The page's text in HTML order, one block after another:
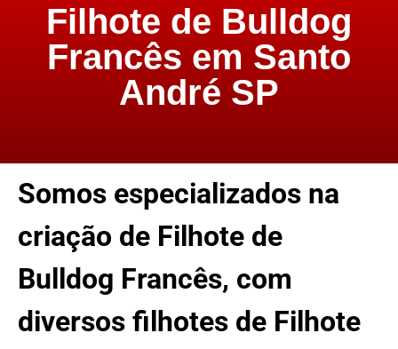
Filhote de Bulldog
Francês em Santo
André SP
Somos especializados na
criação de Filhote de
Bulldog Francês, com
diversos filhotes de Filhote